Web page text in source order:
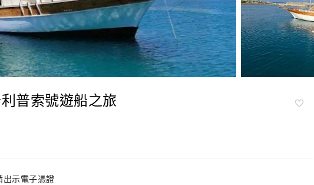
普索號遊船之旅
出示電子憑證